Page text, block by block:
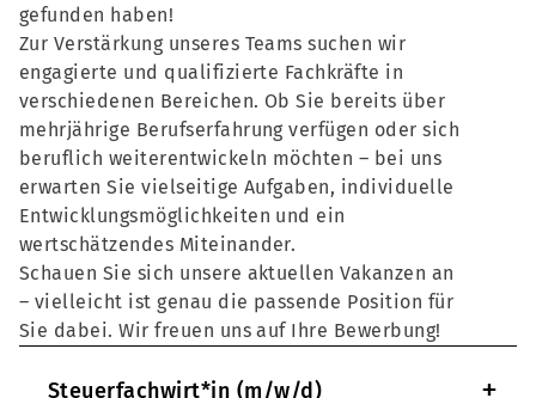
gefunden haben!
Zur Verstärkung unseres Teams suchen wir
engagierte und qualifizierte Fachkräfte in
verschiedenen Bereichen. Ob Sie bereits über
mehrjährige Berufserfahrung verfügen oder sich
beruflich weiterentwickeln möchten – bei uns
erwarten Sie vielseitige Aufgaben, individuelle
Entwicklungsmöglichkeiten und ein
wertschätzendes Miteinander.
Schauen Sie sich unsere aktuellen Vakanzen an
– vielleicht ist genau die passende Position für
Sie dabei. Wir freuen uns auf Ihre Bewerbung!
Steuerfachwirt*in (m/w/d)